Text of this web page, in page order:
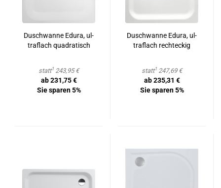
Dusch­wan­ne Edura, ul­
traf­lach qua­dra­tisch
statt1 243,95 €
ab 231,75 €
Sie sparen 5%
Dusch­wan­ne Edura, ul­
traf­lach recht­eckig
statt1 247,69 €
ab 235,31 €
Sie sparen 5%